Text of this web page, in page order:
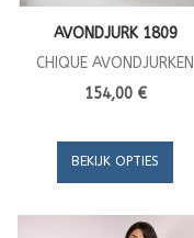
AVONDJURK 1809
CHIQUE AVONDJURKEN
154,00 €
BEKIJK OPTIES